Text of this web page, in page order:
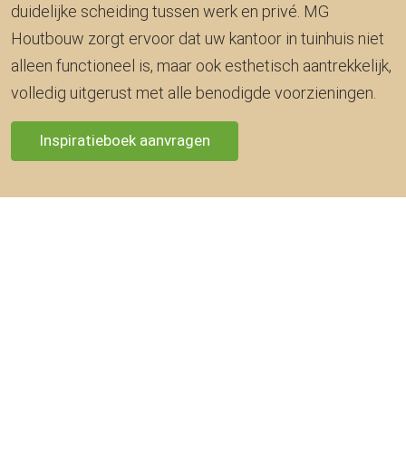
duidelijke scheiding tussen werk en privé. MG
Houtbouw zorgt ervoor dat uw kantoor in tuinhuis niet
alleen functioneel is, maar ook esthetisch aantrekkelijk,
volledig uitgerust met alle benodigde voorzieningen.
Inspiratieboek aanvragen